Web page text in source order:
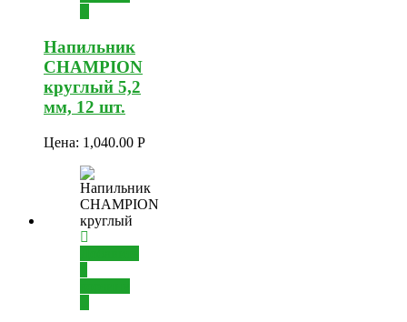
Напильник
CHAMPION
круглый 5,2
мм, 12 шт.
Цена: 1,040.00 Р